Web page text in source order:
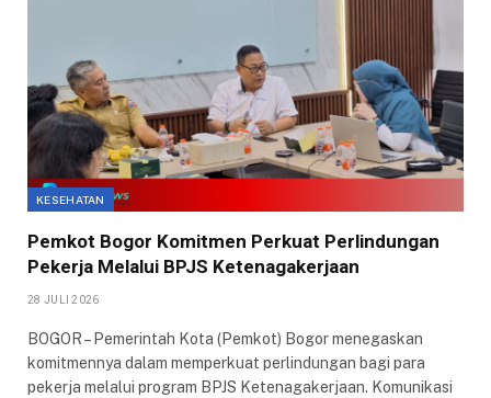
KESEHATAN
Pemkot Bogor Komitmen Perkuat Perlindungan
Pekerja Melalui BPJS Ketenagakerjaan
28 JULI 2026
BOGOR – Pemerintah Kota (Pemkot) Bogor menegaskan
komitmennya dalam memperkuat perlindungan bagi para
pekerja melalui program BPJS Ketenagakerjaan. Komunikasi